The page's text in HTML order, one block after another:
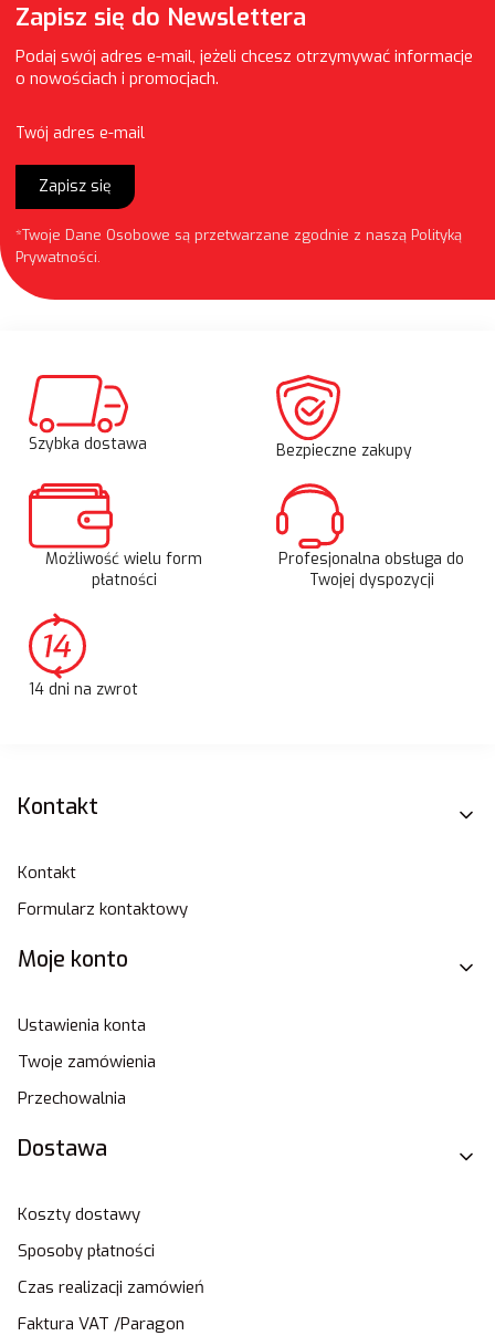
Zapisz się do Newslettera
Podaj swój adres e-mail, jeżeli chcesz otrzymywać informacje
o nowościach i promocjach.
Twój adres e-mail
Zapisz się
*Twoje Dane Osobowe są przetwarzane zgodnie z naszą Polityką
Prywatności.
Szybka dostawa Bezpieczne zakupy
Możliwość wielu form
płatności
Profesjonalna obsługa do
Twojej dyspozycji
14 dni na zwrot
Linki w stopce
Kontakt
Kontakt
Formularz kontaktowy
Moje konto
Ustawienia konta
Twoje zamówienia
Przechowalnia
Dostawa
Koszty dostawy
Sposoby płatności
Czas realizacji zamówień
Faktura VAT /Paragon